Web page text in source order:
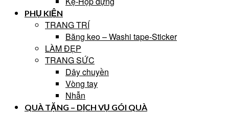
PHỤ KIỆN
TRANG TRÍ
Băng keo – Washi tape-Sticker
LÀM ĐẸP
TRANG SỨC
Dây chuyền
Vòng tay
Nhẫn
QUÀ TẶNG – DỊCH VỤ GÓI QUÀ